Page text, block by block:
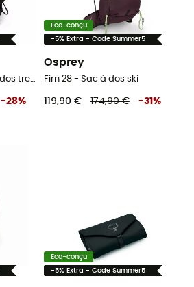
Aether Plus 100 - Sac à dos trekking homme
-28%
Eco-conçu
-5% Extra - Code Summer5
Osprey
Firn 28 - Sac à dos ski
119,90 € 174,90 € -31 %
Eco-conçu
-5% Extra - Code Summer5